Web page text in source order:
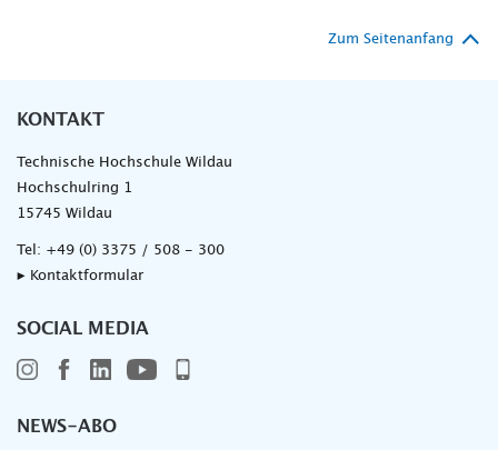
Zum Seitenanfang
KONTAKT
Technische Hochschule Wildau
Hochschulring 1
15745 Wildau
Tel: +49 (0) 3375 / 508 - 300
▸ Kontaktformular
SOCIAL MEDIA
NEWS-ABO